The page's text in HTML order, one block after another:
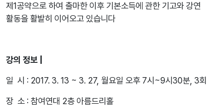
제1공약으로 하여 출마한 이후 기본소득에 관한 기고와 강연
활동을 활발히 이어오고 있습니다
강의 정보 |
일 시 : 2017. 3. 13 ~ 3. 27, 월요일 오후 7시~9시30분, 3회
장 소 : 참여연대 2층 아름드리홀